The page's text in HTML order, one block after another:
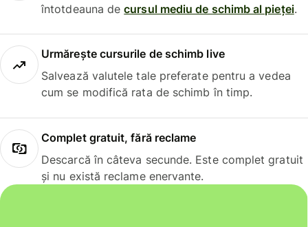
întotdeauna decursul mediu de schimb al pieței.
Urmărește cursurile de schimb live
Salvează valutele tale preferate pentru a vedea
cum se modifică rata de schimb în timp.
Complet gratuit, fără reclame
Descarcă în câteva secunde. Este complet gratuit
și nu există reclame enervante.